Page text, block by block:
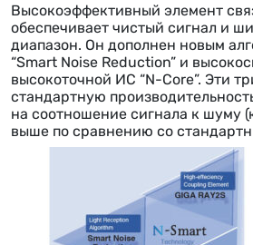
Высокоэффективный элемент
обеспечивает чистый сигнал и
диапазон. Он дополнен новым
“Smart Noise Reduction” и
высокоточной ИС “N-Core”. Эти
стандартную
на соотношение сигнала к шуму
выше по сравнению со